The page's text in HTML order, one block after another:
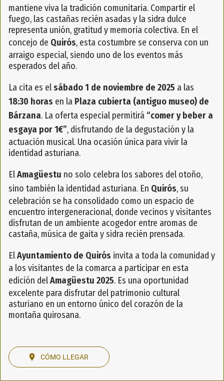
mantiene viva la tradición comunitaria. Compartir el
fuego, las castañas recién asadas y la sidra dulce
representa unión, gratitud y memoria colectiva. En el
concejo de Quirós, esta costumbre se conserva con un
arraigo especial, siendo uno de los eventos más
esperados del año.
La cita es elsábado 1 de noviembre de 2025 a las
18:30 horas en la Plaza cubierta (antiguo museo) de
Bárzana. La oferta especial permitirá “comer y beber a
esgaya por 1€”, disfrutando de la degustación y la
actuación musical. Una ocasión única para vivir la
identidad asturiana.
ElAmagüestu no solo celebra los sabores del otoño,
sino también la identidad asturiana. En Quirós, su
celebración se ha consolidado como un espacio de
encuentro intergeneracional, donde vecinos y visitantes
disfrutan de un ambiente acogedor entre aromas de
castaña, música de gaita y sidra recién prensada.
ElAyuntamiento de Quirós invita a toda la comunidad y
a los visitantes de la comarca a participar en esta
edición delAmagüestu 2025. Es una oportunidad
excelente para disfrutar del patrimonio cultural
asturiano en un entorno único del corazón de la
montaña quirosana.
CÓMO LLEGAR